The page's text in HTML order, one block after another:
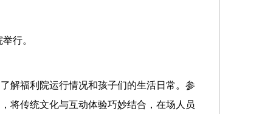
行。
解福利院运行情况和孩子们的生活日常。参
将传统文化与互动体验巧妙结合，在场人员